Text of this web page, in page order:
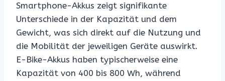
Smartphone-Akkus zeigt signifikante
Unterschiede in der Kapazität und dem
Gewicht, was sich direkt auf die Nutzung und
die Mobilität der jeweiligen Geräte auswirkt.
E-Bike-Akkus haben typischerweise eine
Kapazität von 400 bis 800 Wh, während